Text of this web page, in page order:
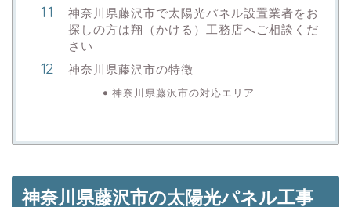
神奈川県藤沢市で太陽光パネル設置業者をお
探しの方は翔（かける）工務店へご相談くだ
さい
神奈川県藤沢市の特徴
神奈川県藤沢市の対応エリア
神奈川県藤沢市の太陽光パネル工事